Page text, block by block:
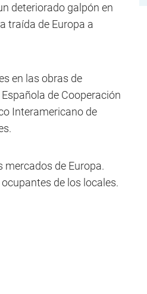
deteriorado galpón en
traída de Europa a
en las obras de
de Cooperación
Interamericano de
mercados de Europa.
de los locales.